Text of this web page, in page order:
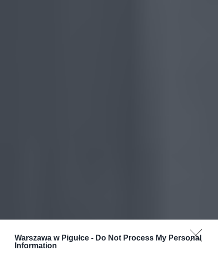
Warszawa w Pigułce - Do Not Process My Personal
Information